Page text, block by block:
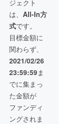
になる
ことが
ありま
す。 ※
デザイ
ン・仕
様は変
更にな
る可能
性もご
ざいま
す。
ジェクト
は、 All-In方
式です。
目標金額に
関わらず、
2021/02/26
23:59:59ま
でに集まっ
た金額が
ファンディ
ングされま